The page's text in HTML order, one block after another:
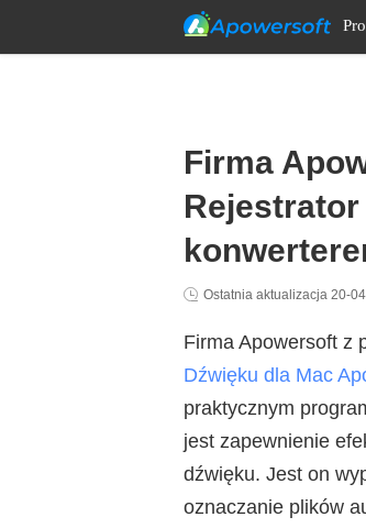
Firma
Ostatnia aktualizacja 20-
Firma Apowersoft z
Dźwięku dla Mac
praktycznym
jest zapewnienie
dźwięku. Jest on
oznaczanie plików